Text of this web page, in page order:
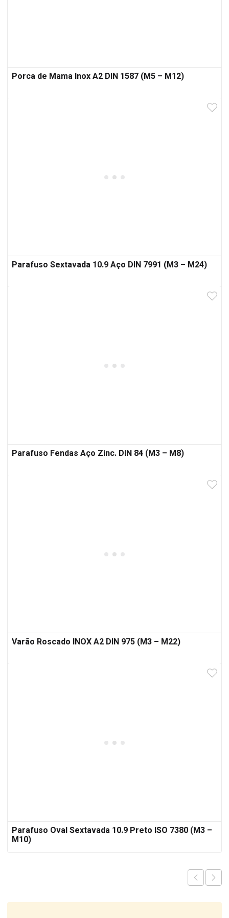
Porca de Mama Inox A2 DIN 1587 (M5 – M12)
Parafuso Sextavada 10.9 Aço DIN 7991 (M3 – M24)
Parafuso Fendas Aço Zinc. DIN 84 (M3 – M8)
Varão Roscado INOX A2 DIN 975 (M3 – M22)
Parafuso Oval Sextavada 10.9 Preto ISO 7380 (M3 –
M10)